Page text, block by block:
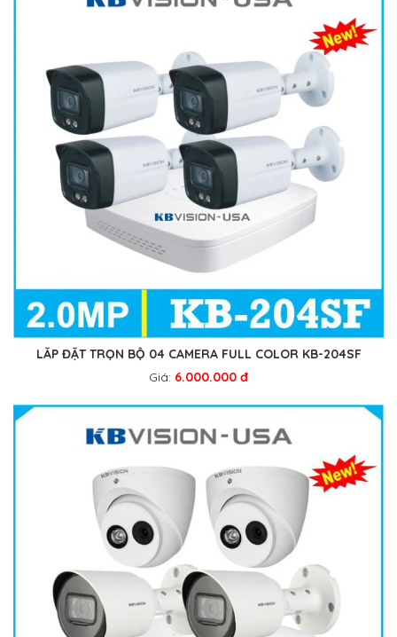
LẮP ĐẶT TRỌN BỘ 04 CAMERA FULL COLOR KB-204SF
Giá: 6.000.000 đ